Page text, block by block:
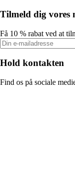
Tilmeld dig vores
Få 10 % rabat ved at
Hold kontakten
Find os på sociale